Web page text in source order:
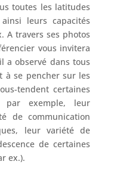
toutes les latitudes
leurs capacités
A travers ses photos
vous invitera
a observé dans tous
à se pencher sur les
tendent certaines
par exemple, leur
de communication
leur variété de
de certaines
ex.).